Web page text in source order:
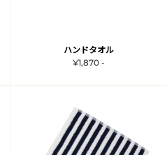
ハンドタオル
¥1,870 -